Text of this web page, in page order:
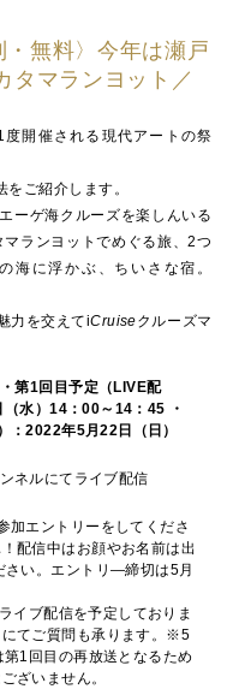
・無料〉今年は瀬戸
タマランヨット／
開催される現代アートの祭
ご紹介します。
ーゲ海クルーズを楽しんいる
ランヨットでめぐる旅、2つ
海に浮かぶ、ちいさな宿。
力を交えてiCruiseクルーズマ
第1回目予定（LIVE配
水）14：00～14：45 ・
：2022年5月22日（日）
ネルにてライブ配信
加エントリーをしてくださ
配信中はお顔やお名前は出
さい。エントリ―締切は5月
イブ配信を予定しておりま
てご質問も承ります。※5
1回目の再放送となるため
ざいません。